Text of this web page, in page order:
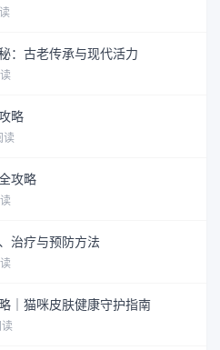
：古老传承与现代活力
略
读
攻略
治疗与预防方法
｜猫咪皮肤健康守护指南